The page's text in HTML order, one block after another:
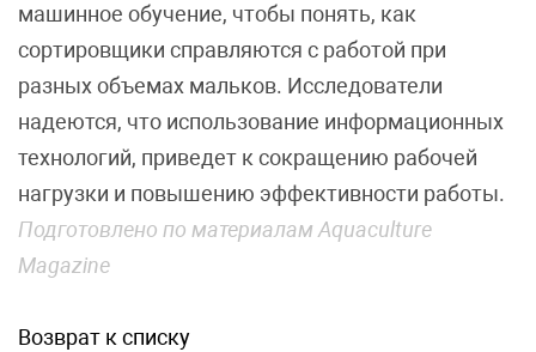
машинное обучение, чтобы понять, как
сортировщики справляются с работой при
разных объемах мальков. Исследователи
надеются, что использование информационных
технологий, приведет к сокращению рабочей
нагрузки и повышению эффективности работы.
Подготовлено по материалам Aquaculture
Magazine
Возврат к списку